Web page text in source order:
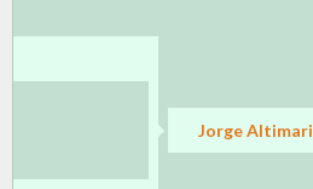
Jorge Altimari